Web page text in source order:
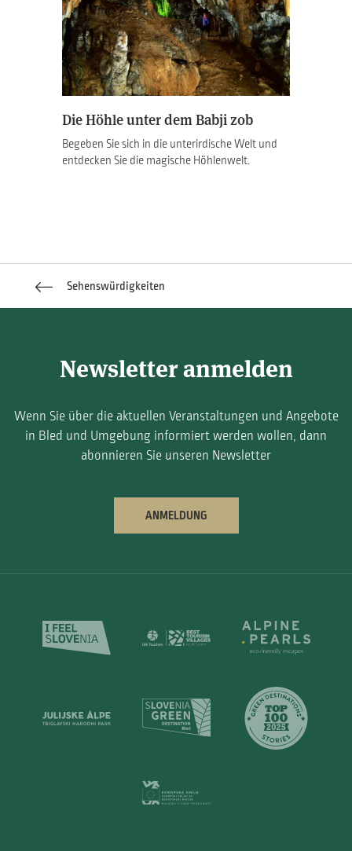
Die Höhle unter dem Babji zob
Begeben Sie sich in die unterirdische Welt und
entdecken Sie die magische Höhlenwelt.
Sehenswürdigkeiten
Newsletter anmelden
Wenn Sie über die aktuellen Veranstaltungen und Angebote
in Bled und Umgebung informiert werden wollen, dann
abonnieren Sie unseren Newsletter
ANMELDUNG